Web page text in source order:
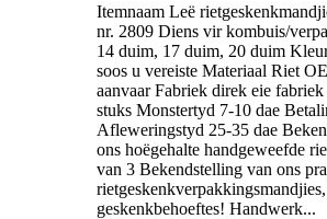
Itemnaam Leë
nr. 2809 Diens vir kombuis/
14 duim, 17 duim, 20 duim
soos u vereiste Materiaal Riet
aanvaar Fabriek direk eie
stuks Monstertyd 7-10 dae
Afleweringstyd 25-35 dae
ons hoëgehalte handgeweefde
van 3 Bekendstelling van ons
geskenkbehoeftes! Handwerk...